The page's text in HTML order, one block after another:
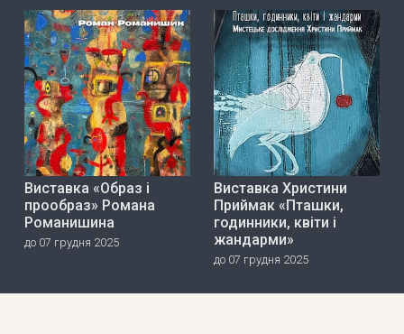
Виставка «Образ і
прообраз» Романа
Романишина
до 07 грудня 2025
Виставка Христини
Приймак «Пташки,
годинники, квіти і
жандарми»
до 07 грудня 2025